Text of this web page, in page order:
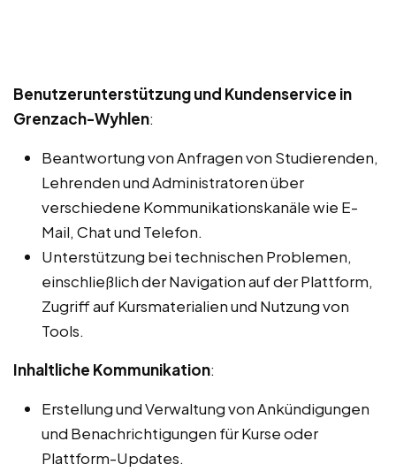
Benutzerunterstützung und Kundenservice in
Grenzach-Wyhlen:
Beantwortung von Anfragen von Studierenden,
Lehrenden und Administratoren über
verschiedene Kommunikationskanäle wie E-
Mail, Chat und Telefon.
Unterstützung bei technischen Problemen,
einschließlich der Navigation auf der Plattform,
Zugriff auf Kursmaterialien und Nutzung von
Tools.
Inhaltliche Kommunikation:
Erstellung und Verwaltung von Ankündigungen
und Benachrichtigungen für Kurse oder
Plattform-Updates.